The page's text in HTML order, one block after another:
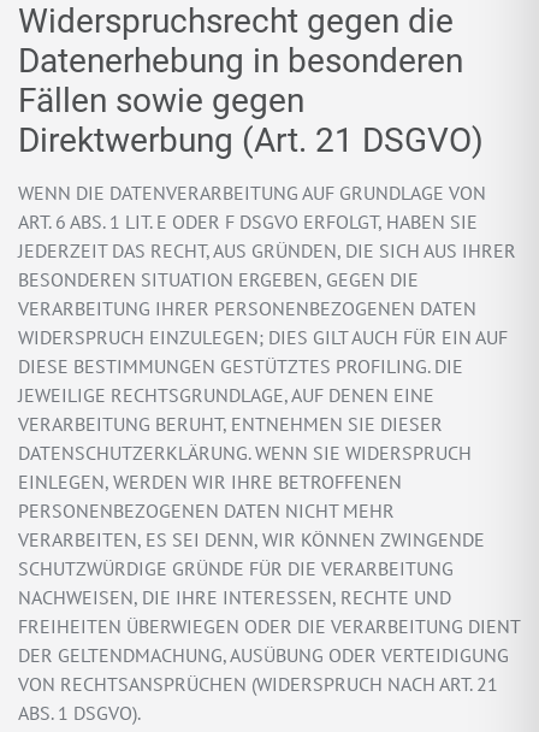
Widerspruchsrecht gegen die
Datenerhebung in besonderen
Fällen sowie gegen
Direktwerbung (Art. 21 DSGVO)
WENN DIE DATENVERARBEITUNG AUF GRUNDLAGE VON
ART. 6 ABS. 1 LIT. E ODER F DSGVO ERFOLGT, HABEN SIE
JEDERZEIT DAS RECHT, AUS GRÜNDEN, DIE SICH AUS IHRER
BESONDEREN SITUATION ERGEBEN, GEGEN DIE
VERARBEITUNG IHRER PERSONENBEZOGENEN DATEN
WIDERSPRUCH EINZULEGEN; DIES GILT AUCH FÜR EIN AUF
DIESE BESTIMMUNGEN GESTÜTZTES PROFILING. DIE
JEWEILIGE RECHTSGRUNDLAGE, AUF DENEN EINE
VERARBEITUNG BERUHT, ENTNEHMEN SIE DIESER
DATENSCHUTZERKLÄRUNG. WENN SIE WIDERSPRUCH
EINLEGEN, WERDEN WIR IHRE BETROFFENEN
PERSONENBEZOGENEN DATEN NICHT MEHR
VERARBEITEN, ES SEI DENN, WIR KÖNNEN ZWINGENDE
SCHUTZWÜRDIGE GRÜNDE FÜR DIE VERARBEITUNG
NACHWEISEN, DIE IHRE INTERESSEN, RECHTE UND
FREIHEITEN ÜBERWIEGEN ODER DIE VERARBEITUNG DIENT
DER GELTENDMACHUNG, AUSÜBUNG ODER VERTEIDIGUNG
VON RECHTSANSPRÜCHEN (WIDERSPRUCH NACH ART. 21
ABS. 1 DSGVO).